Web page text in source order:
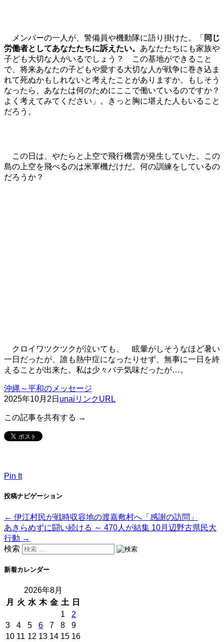
メンバーの一人が、警備員や機動隊に語り掛けた。「 同じ
労働者としてあなたたちに訴えたい。 あなたたちにも家族や
子ども大切な人がいるでしょう？ この基地ができること
で、将来あなたの子どもや愛する大切な人が戦争に巻き込ま
れて死ぬかもしれないと考えたことがありますか。もしそう
なったら、あなたは何のためにここで働いているのですか？
よく考えてみてください」。きっと胸に堪えた人もいること
だろう。
この日は、やたらと上空で飛行機雲が発生していた。この
島の上空を飛べるのは米軍機だけだ。何の訓練をしているの
だろうか？
クロイワツクツクが泣いても、 眩暈がしそうなほど暑い
一日だったが、誰も熱中症になったりせず、無事に一日を終
えることが出来た。私は少々バテ気味だったが…。
沖縄～平和のメッセージ
2025年10月2日 unai リンクURL
この記事を共有する →
Pin It
投稿ナビゲーション
← 伊江村民が戦時収容地の渡嘉敷村へ「感謝の訪問」
あきらめずに闘い続ける ～ 470人が結集 10月辺野古県民大
行動 →
検索
新着カレンダー
2026年8月
月
火 水 木 金 土
日
1
2
3
4 5 6 7 8
9
10 11 12 13 14 15 16